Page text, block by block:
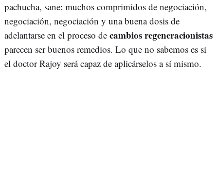
pachucha, sane: muchos comprimidos de negociación,
negociación, negociación y una buena dosis de
adelantarse en el proceso de cambios regeneracionistas
parecen ser buenos remedios. Lo que no sabemos es si
el doctor Rajoy será capaz de aplicárselos a sí mismo.